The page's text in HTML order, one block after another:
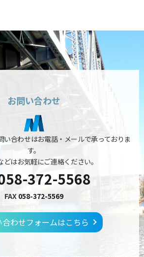
お問い合わせ
い合わせはお電話・メールで承っておりま
す。
どはお気軽にご連絡ください。
372-5568
FAX 058-372-5569
合わせフォームはこちら